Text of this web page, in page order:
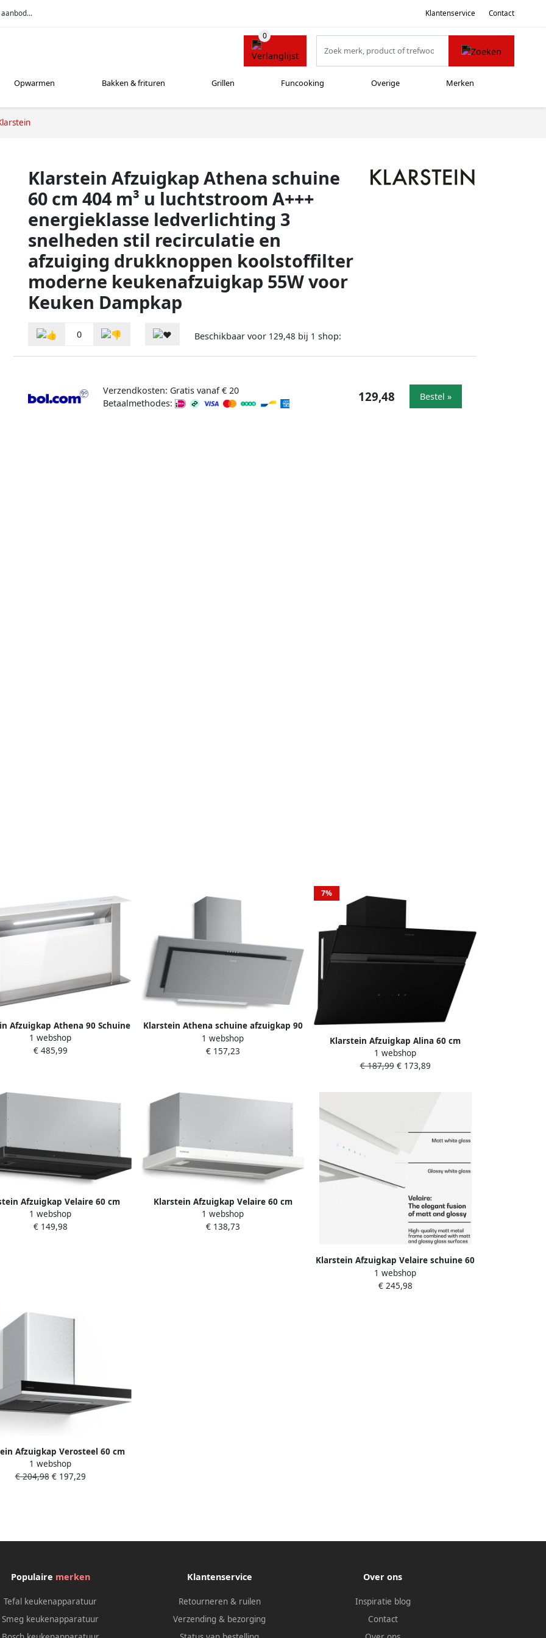
Klantenservice Contact
Opwarmen Bakken & frituren Grillen Funcooking Overige Merken
Klarstein Afzuigkap Athena schuine
60 cm 404 m³ u luchtstroom A+++
energieklasse ledverlichting 3
snelheden stil recirculatie en
afzuiging drukknoppen koolstoffilter
moderne keukenafzuigkap 55W voor
Keuken Dampkap
0 Beschikbaar voor 129,48 bij 1 shop:
Verzendkosten: Gratis vanaf € 20
Betaalmethodes:
129,48 Bestel »
Afzuigkap Athena 90 Schuine
Recirculatie 300 M³ H Roestvrij
m³ u Inbouw Touch Vetfilter
1 webshop
€ 485,99
Klarstein Athena schuine afzuigkap 90
cm 404 m³ u luchtstroom A+++ energie
ledverlichting 3 snelheden stil
moderne afzuigkap roestvrij staal
1 webshop
€ 157,23
7%
Klarstein Afzuigkap Alina 60 cm
Wandafzuigkap 600 m³ u Luchtstroom
Energieklasse A LED-Verlichting in 9
Recirculatiebedrijf Zwart 230W 52 dB
voor Keuken RVS Wit Rood Dampkap
1 webshop
€ 187,99€ 173,89
Afzuigkap Velaire 60 cm
afzuigkap met
896 m³ u luchtstroom
1 webshop
€ 149,98
Klarstein Afzuigkap Velaire 60 cm
telescopische afzuigkap met
touchbediening 896 m³ u luchtstroom
1 webshop
€ 138,73
Klarstein Afzuigkap Velaire schuine 60
cm 820 m³ u boost A++ energieklasse
touchbediening ledverlichting stil
1 webshop
€ 245,98
Afzuigkap Verosteel 60 cm
staal & glas 881 6 m³ u
luchtstroom A++ energie
1 webshop
€ 204,98€ 197,29
Populaire merken
Tefal keukenapparatuur
Smeg keukenapparatuur
Klantenservice
Retourneren & ruilen
Verzending & bezorging
Over ons
Inspiratie blog
Contact